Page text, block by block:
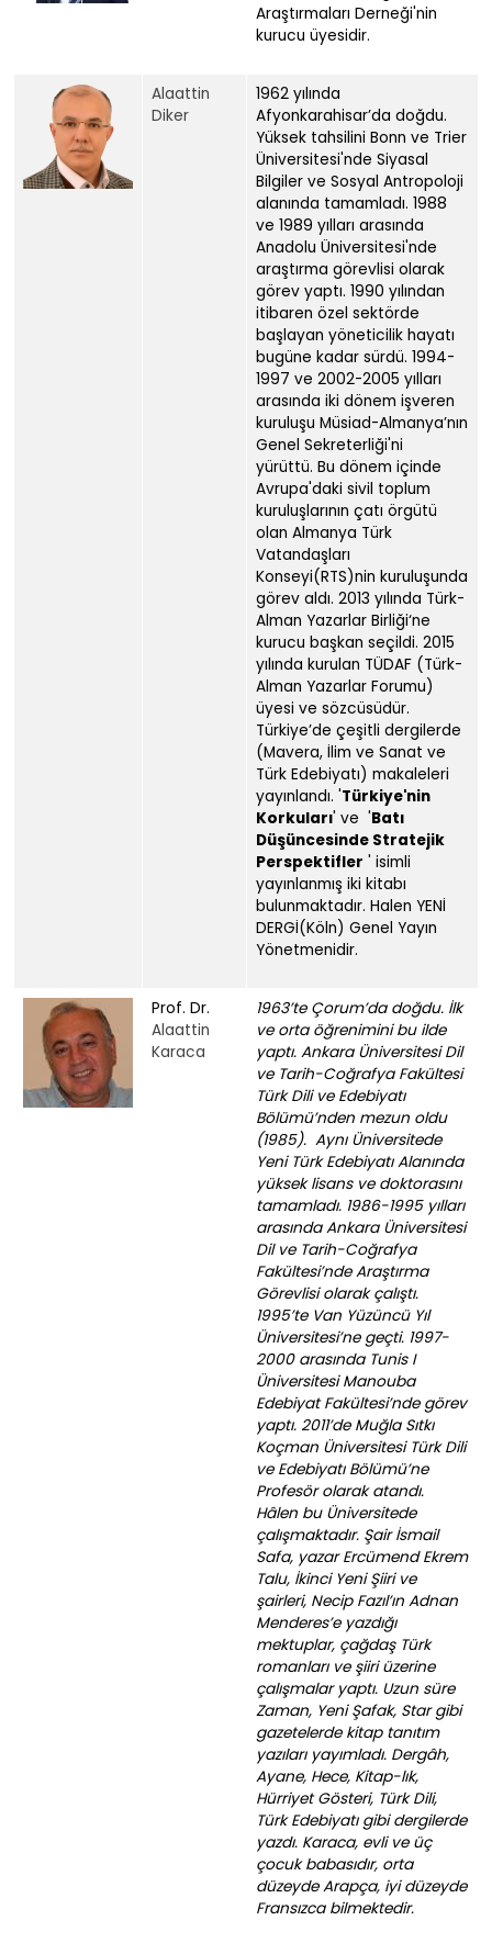
Araştırmaları Derneği'nin
kurucu üyesidir.
Alaattin
Diker
1962 yılında
Afyonkarahisar’da doğdu.
Yüksek tahsilini Bonn ve Trier
Üniversitesi'nde Siyasal
Bilgiler ve Sosyal Antropoloji
alanında tamamladı. 1988
ve 1989 yılları arasında
Anadolu Üniversitesi'nde
araştırma görevlisi olarak
görev yaptı. 1990 yılından
itibaren özel sektörde
başlayan yöneticilik hayatı
bugüne kadar sürdü. 1994-
1997 ve 2002-2005 yılları
arasında iki dönem işveren
kuruluşu Müsiad-Almanya’nın
Genel Sekreterliği'ni
yürüttü. Bu dönem içinde
Avrupa'daki sivil toplum
kuruluşlarının çatı örgütü
olan Almanya Türk
Vatandaşları
Konseyi(RTS)nin kuruluşunda
görev aldı. 2013 yılında Türk-
Alman Yazarlar Birliği‘ne
kurucu başkan seçildi. 2015
yılında kurulan TÜDAF (Türk-
Alman Yazarlar Forumu)
üyesi ve sözcüsüdür.
Türkiye’de çeşitli dergilerde
(Mavera, İlim ve Sanat ve
Türk Edebiyatı) makaleleri
yayınlandı. 'Türkiye'nin
Korkuları' ve 'Batı
Düşüncesinde Stratejik
Perspektifler ' isimli
yayınlanmış iki kitabı
bulunmaktadır. Halen YENİ
DERGİ(Köln) Genel Yayın
Yönetmenidir.
Prof. Dr.
Alaattin
Karaca
1963’te Çorum’da doğdu. İlk
ve orta öğrenimini bu ilde
yaptı. Ankara Üniversitesi Dil
ve Tarih-Coğrafya Fakültesi
Türk Dili ve Edebiyatı
Bölümü’nden mezun oldu
(1985). Aynı Üniversitede
Yeni Türk Edebiyatı Alanında
yüksek lisans ve doktorasını
tamamladı. 1986-1995 yılları
arasında Ankara Üniversitesi
Dil ve Tarih-Coğrafya
Fakültesi’nde Araştırma
Görevlisi olarak çalıştı.
1995’te Van Yüzüncü Yıl
Üniversitesi’ne geçti. 1997-
2000 arasında Tunis I
Üniversitesi Manouba
Edebiyat Fakültesi’nde görev
yaptı. 2011’de Muğla Sıtkı
Koçman Üniversitesi Türk Dili
ve Edebiyatı Bölümü’ne
Profesör olarak atandı.
Hâlen bu Üniversitede
çalışmaktadır. Şair İsmail
Safa, yazar Ercümend Ekrem
Talu, İkinci Yeni Şiiri ve
şairleri, Necip Fazıl’ın Adnan
Menderes’e yazdığı
mektuplar, çağdaş Türk
romanları ve şiiri üzerine
çalışmalar yaptı. Uzun süre
Zaman, Yeni Şafak, Star gibi
gazetelerde kitap tanıtım
yazıları yayımladı. Dergâh,
Ayane, Hece, Kitap-lık,
Hürriyet Gösteri, Türk Dili,
Türk Edebiyatı gibi dergilerde
yazdı. Karaca, evli ve üç
çocuk babasıdır, orta
düzeyde Arapça, iyi düzeyde
Fransızca bilmektedir.